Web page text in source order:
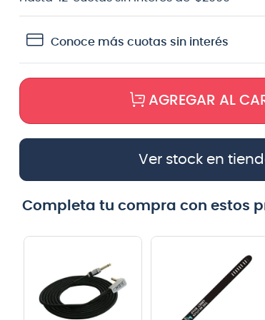
Conoce más cuotas sin interés
AGREGAR AL
Ver stock en
Completa tu compra con estos